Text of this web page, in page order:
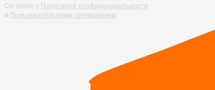
Согласен с Политикой конфиденциальности
и Пользовательским соглашением